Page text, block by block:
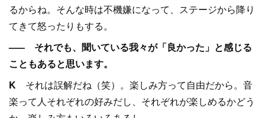
るからね。そんな時は不機嫌になって、ステージから降り
てきて怒ったりもする。
––– それでも、聞いている我々が「良かった」と感じる
こともあると思います。
K それは誤解だね（笑）。楽しみ方って自由だから。音
楽って人それぞれの好みだし、それぞれが楽しめるかどう